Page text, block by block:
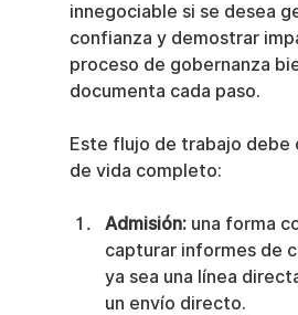
innegociable si se desea
confianza y demostrar
proceso de gobernanza
documenta cada paso.
Este flujo de trabajo debe
de vida completo:
Admisión: una forma
capturar informes de
ya sea una línea
un envío directo.